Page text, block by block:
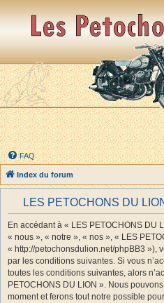
FAQ
Index du forum
LES PETOCHONS DU
En accédant à « LES PETOCHONS DU
« nous », « notre », « nos », « LES
« http://petochonsdulion.net/phpBB3 »),
par les conditions suivantes. Si vous
toutes les conditions suivantes, alors
PETOCHONS DU LION ». Nous
moment et ferons tout notre possible